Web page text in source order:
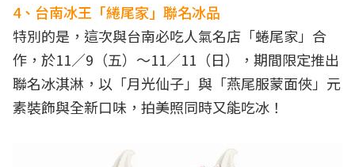
4、台南冰王「綣尾家」聯名冰品
特別的是，這次與台南必吃人氣名店「蜷尾家」合
作，於11／9（五）～11／11（日），期間限定推出
聯名冰淇淋，以「月光仙子」與「燕尾服蒙面俠」元
素裝飾與全新口味，拍美照同時又能吃冰！